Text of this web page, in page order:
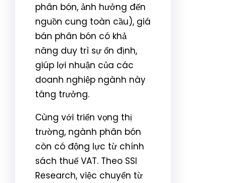
phân bón, ảnh hưởng đến
nguồn cung toàn cầu), giá
bán phân bón có khả
năng duy trì sự ổn định,
giúp lợi nhuận của các
doanh nghiệp ngành này
tăng trưởng.
Cùng với triển vọng thị
trường, ngành phân bón
còn có động lực từ chính
sách thuế VAT. Theo SSI
Research, việc chuyển từ